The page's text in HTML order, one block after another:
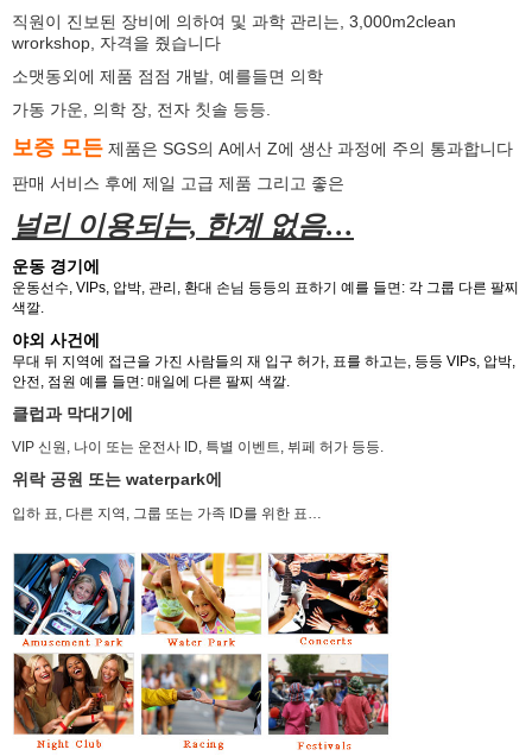
직원이 진보된 장비에 의하여 및 과학 관리는, 3,000m2clean
wrorkshop, 자격을 줬습니다
소맷동외에 제품 점점 개발, 예를들면 의학
가동 가운, 의학 장, 전자 칫솔 등등.
보증 모든 제품은 SGS의 A에서 Z에 생산 과정에 주의 통과합니다
판매 서비스 후에 제일 고급 제품 그리고 좋은
널리 이용되는, 한계 없음…
운동 경기에
운동선수, VIPs, 압박, 관리, 환대 손님 등등의 표하기 예를 들면: 각 그룹 다른 팔찌
색깔.
야외 사건에
무대 뒤 지역에 접근을 가진 사람들의 재 입구 허가, 표를 하고는, 등등 VIPs, 압박,
안전, 점원 예를 들면: 매일에 다른 팔찌 색깔.
클럽과 막대기에
VIP 신원, 나이 또는 운전사 ID, 특별 이벤트, 뷔페 허가 등등.
위락 공원 또는 waterpark에
입하 표, 다른 지역, 그룹 또는 가족 ID를 위한 표…